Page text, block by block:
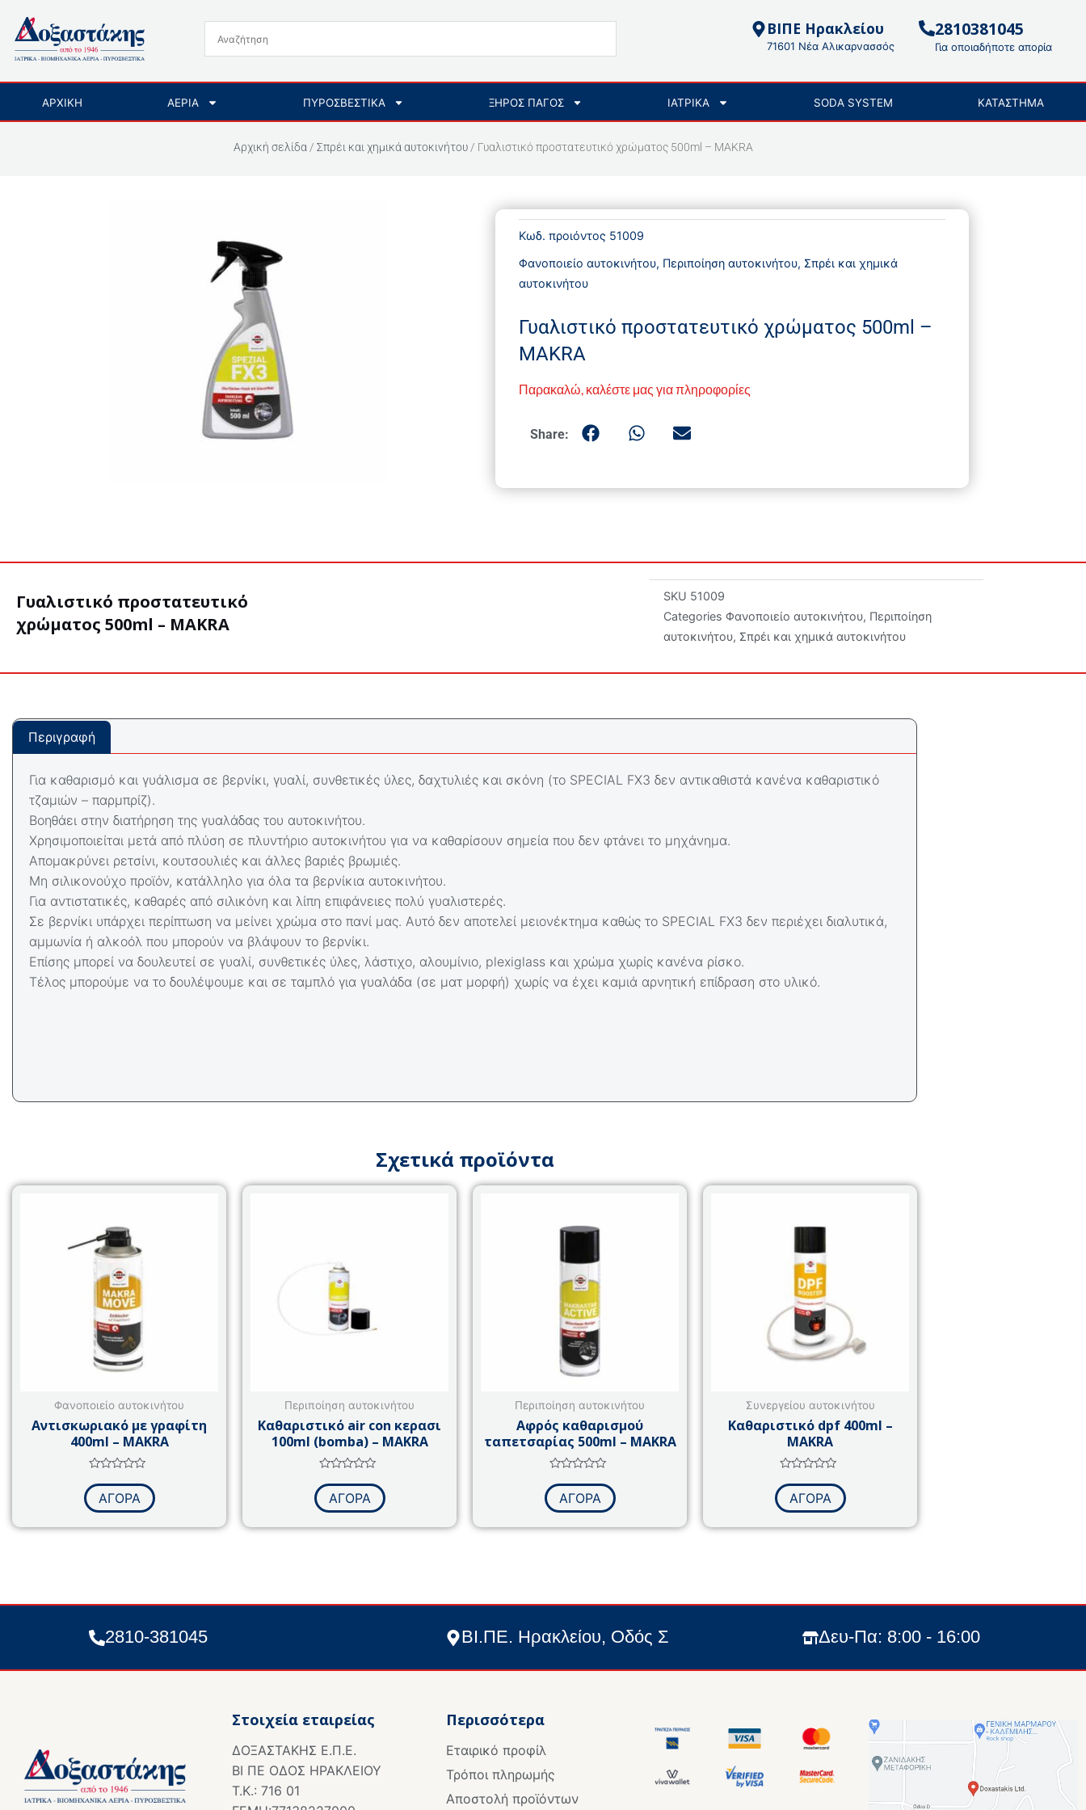
στο
περιεχόμενο
ΒΙΠΕ Ηρακλείου
71601 Νέα Αλικαρνασσός
2810381045
Για οποιαδήποτε απορία
ΑΡΧΙΚΗ ΑΕΡΙΑ ΠΥΡΟΣΒΕΣΤΙΚΑ ΞΗΡΟΣ ΠΑΓΟΣ ΙΑΤΡΙΚΑ SODA SYSTEM ΚΑΤΑΣΤΗΜΑ
Αρχική σελίδα / Σπρέι και χημικά αυτοκινήτου/ Γυαλιστικό προστατευτικό χρώματος 500ml – MAKRA
Κωδ. προιόντος 51009
Φανοποιείο αυτοκινήτου, Περιποίηση αυτοκινήτου, Σπρέι και χημικά
αυτοκινήτου
Γυαλιστικό προστατευτικό χρώματος 500ml –
MAKRA
Παρακαλώ, καλέστε μας για πληροφορίες
Share:
Γυαλιστικό προστατευτικό
χρώματος 500ml – MAKRA
SKU 51009
Categories Φανοποιείο αυτοκινήτου, Περιποίηση
αυτοκινήτου, Σπρέι και χημικά αυτοκινήτου
Περιγραφή
Για καθαρισμό και γυάλισμα σε βερνίκι, γυαλί, συνθετικές ύλες, δαχτυλιές και σκόνη (το SPECIAL FX3 δεν αντικαθιστά κανένα καθαριστικό
τζαμιών – παρμπρίζ).
Βοηθάει στην διατήρηση της γυαλάδας του αυτοκινήτου.
Χρησιμοποιείται μετά από πλύση σε πλυντήριο αυτοκινήτου για να καθαρίσουν σημεία που δεν φτάνει το μηχάνημα.
Απομακρύνει ρετσίνι, κουτσουλιές και άλλες βαριές βρωμιές.
Μη σιλικονούχο προϊόν, κατάλληλο για όλα τα βερνίκια αυτοκινήτου.
Για αντιστατικές, καθαρές από σιλικόνη και λίπη επιφάνειες πολύ γυαλιστερές.
Σε βερνίκι υπάρχει περίπτωση να μείνει χρώμα στο πανί μας. Αυτό δεν αποτελεί μειονέκτημα καθώς το SPECIAL FX3 δεν περιέχει διαλυτικά,
αμμωνία ή αλκοόλ που μπορούν να βλάψουν το βερνίκι.
Επίσης μπορεί να δουλευτεί σε γυαλί, συνθετικές ύλες, λάστιχο, αλουμίνιο, plexiglass και χρώμα χωρίς κανένα ρίσκο.
Τέλος μπορούμε να το δουλέψουμε και σε ταμπλό για γυαλάδα (σε ματ μορφή) χωρίς να έχει καμιά αρνητική επίδραση στο υλικό.
Σχετικά προϊόντα
Φανοποιείο αυτοκινήτου
Αντισκωριακό με γραφίτη
400ml – MAKRA
με
από
ΑΓΟΡΑ
Περιποίηση αυτοκινήτου
Καθαριστικό air con κερασι
100ml (bomba) – MAKRA
με
από
ΑΓΟΡΑ
Περιποίηση αυτοκινήτου
Αφρός καθαρισμού
ταπετσαρίας 500ml – MAKRA
με
από
ΑΓΟΡΑ
Συνεργείου αυτοκινήτου
Καθαριστικό dpf 400ml –
MAKRA
με
από
ΑΓΟΡΑ
2810-381045 ΒΙ.ΠΕ. Ηρακλείου, Οδός Σ Δευ-Πα: 8:00 - 16:00
Στοιχεία εταιρείας
ΔΟΞΑΣΤΑΚΗΣ Ε.Π.Ε.
ΒΙ ΠΕ ΟΔΟΣ ΗΡΑΚΛΕΙΟΥ
Τ.Κ.: 716 01
Περισσότερα
Εταιρικό προφίλ
Τρόποι πληρωμής
Αποστολή προϊόντων